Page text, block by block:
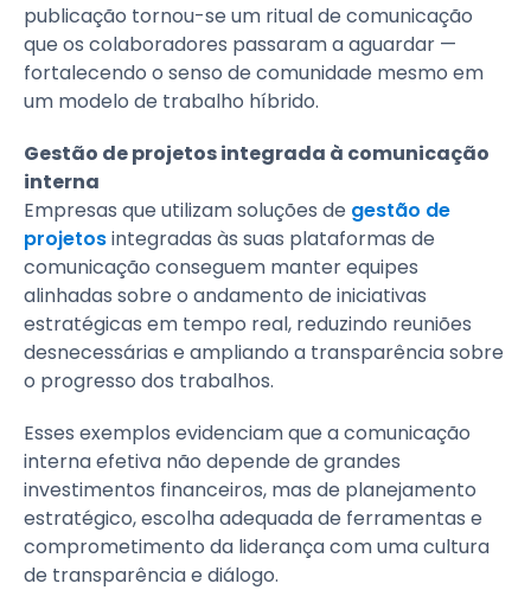
publicação tornou-se um ritual de comunicação
que os colaboradores passaram a aguardar —
fortalecendo o senso de comunidade mesmo em
um modelo de trabalho híbrido.
Gestão de projetos integrada à comunicação
interna
Empresas que utilizam soluções de gestão de
projetosintegradas às suas plataformas de
comunicação conseguem manter equipes
alinhadas sobre o andamento de iniciativas
estratégicas em tempo real, reduzindo reuniões
desnecessárias e ampliando a transparência sobre
o progresso dos trabalhos.
Esses exemplos evidenciam que a comunicação
interna efetiva não depende de grandes
investimentos financeiros, mas de planejamento
estratégico, escolha adequada de ferramentas e
comprometimento da liderança com uma cultura
de transparência e diálogo.